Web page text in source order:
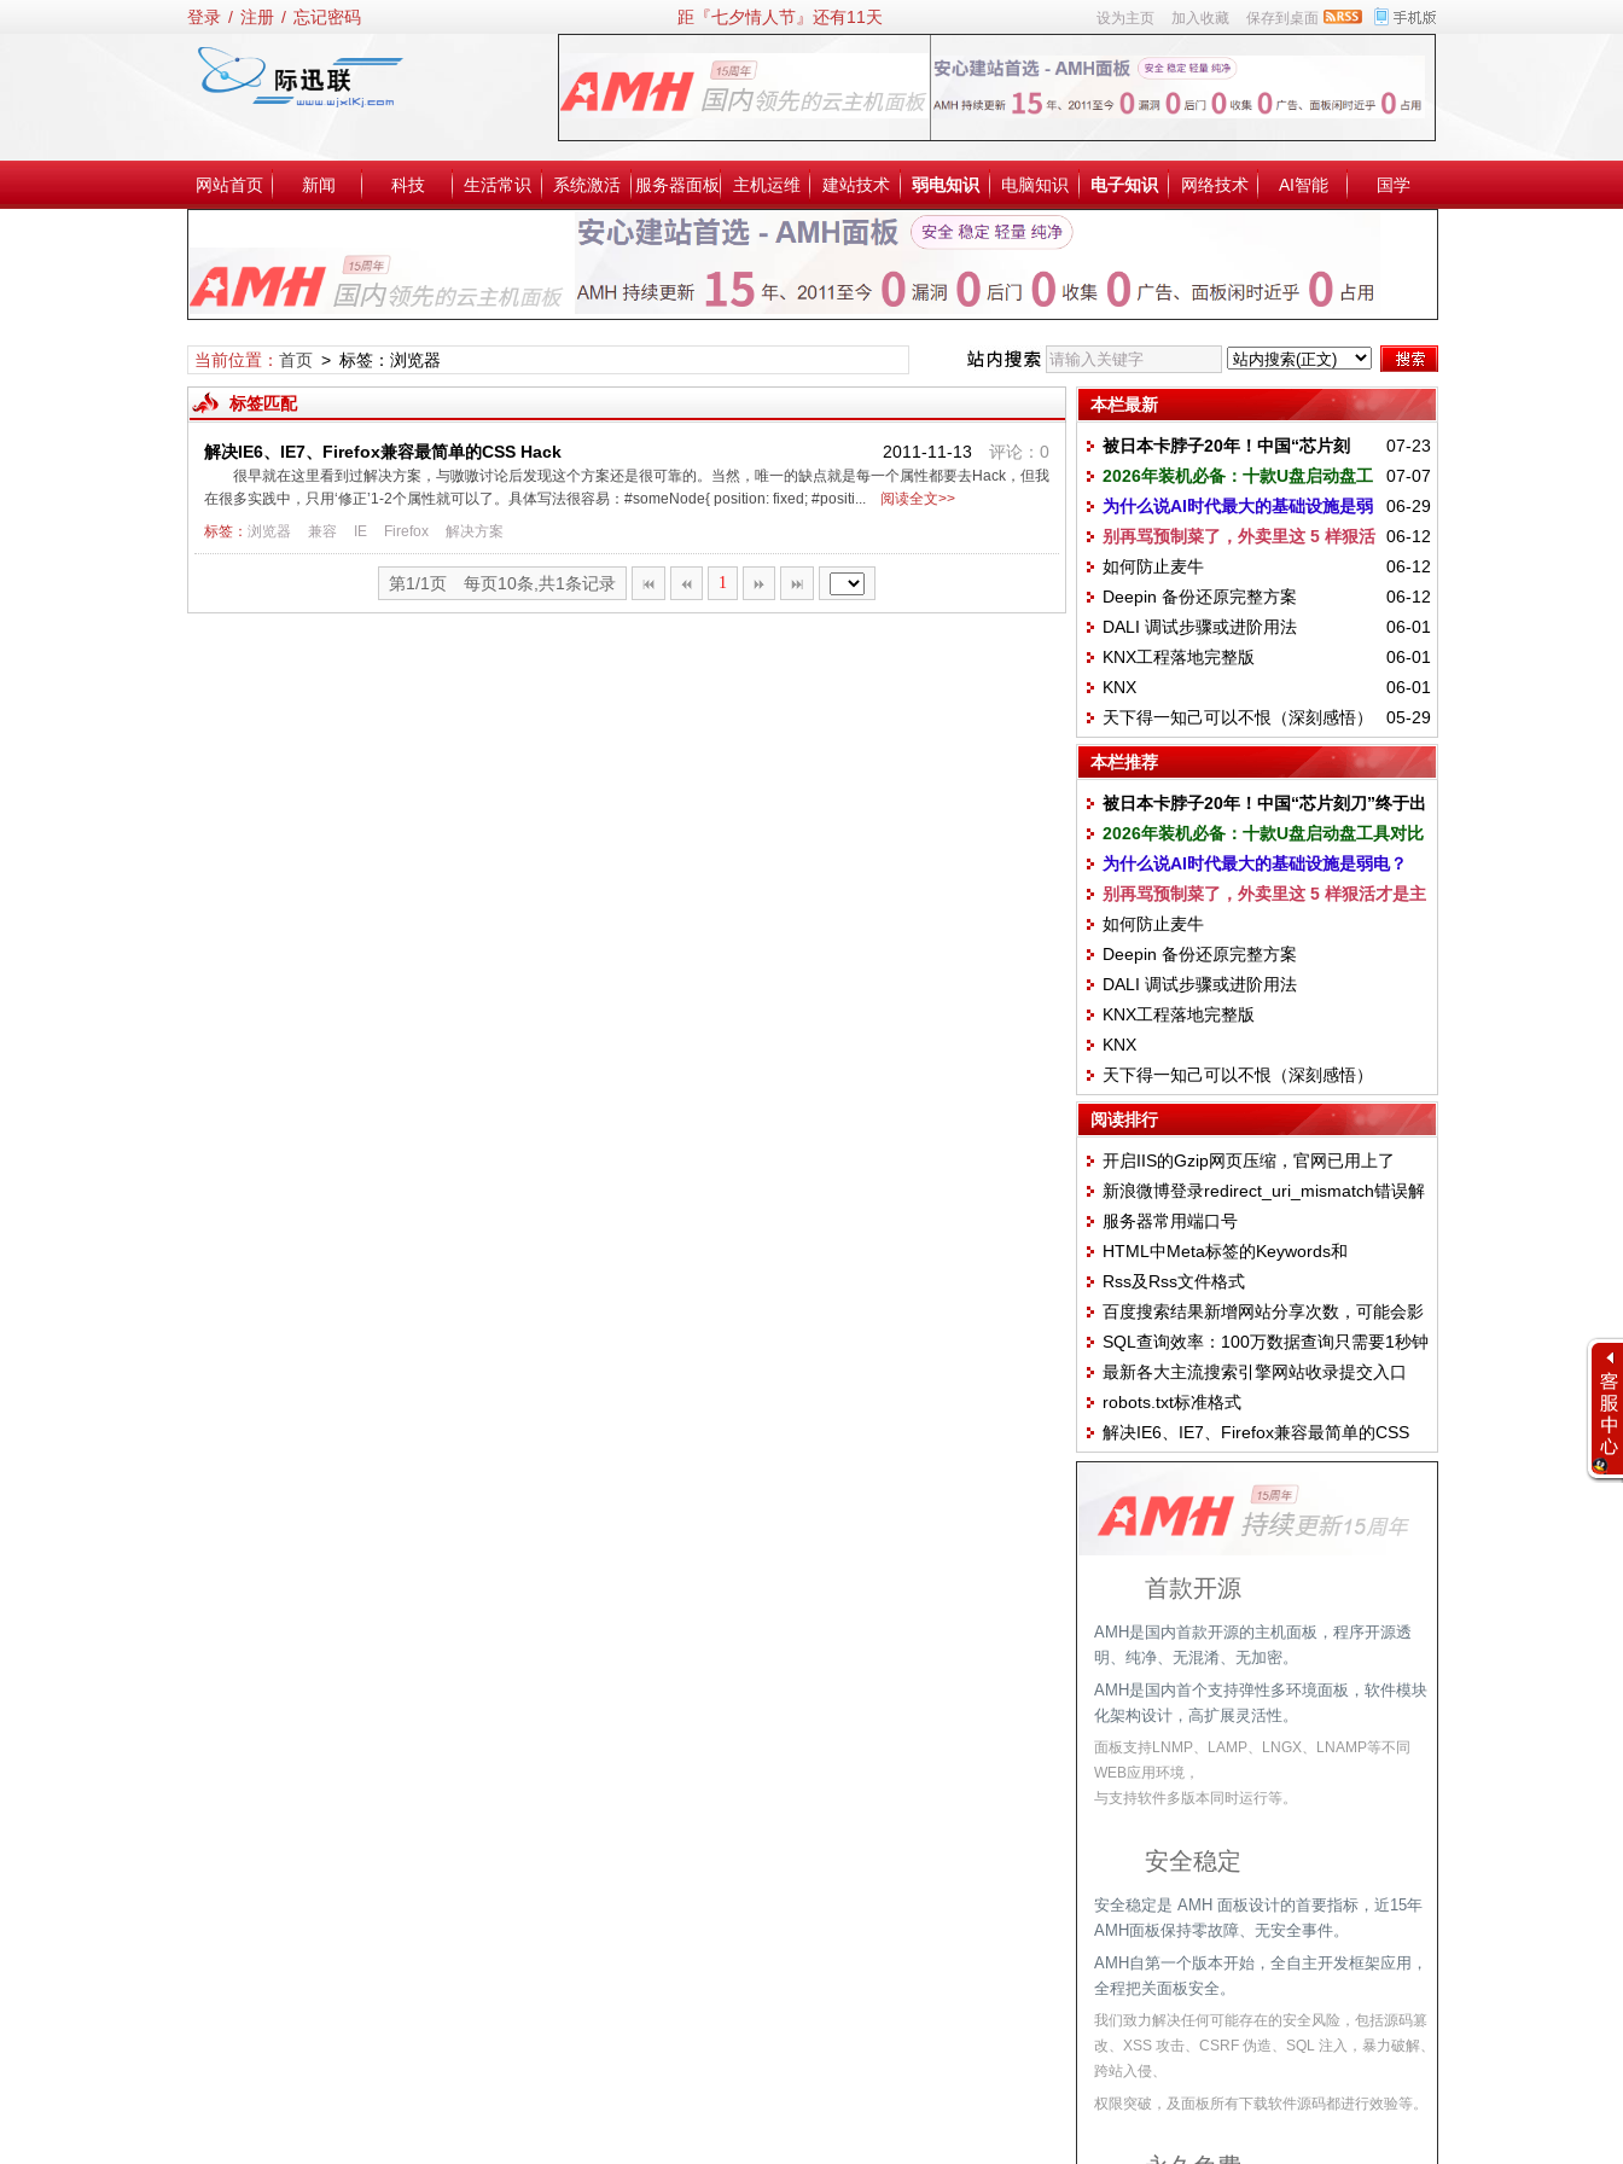
登录 / 注册 / 忘记密码 设为主页 加入收藏 保存到桌面
距『七夕情人节』还有11天
网站首页 新闻 科技 生活常识 系统激活 服务器面板 主机运维 建站技术 弱电知识 电脑知识 电子知识 网络技术 AI智能 国学
当前位置： 首页> 标签：浏览器
标签匹配
2011-11-13 评论：0
解决IE6、IE7、Firefox兼容最简单的CSS Hack
很早就在这里看到过解决方案，与嗷嗷讨论后发现这个方案还是很可靠的。当然，唯一的缺点就是每一个属性都要去Hack，但我
在很多实践中，只用‘修正’1-2个属性就可以了。具体写法很容易：#someNode{ position: fixed; #positi...
阅读全文>>
标签： 浏览器 兼容 IE Firefox 解决方案
第1/1页 每页10条,共1条记录 1
本栏最新
07-23
被日本卡脖子20年！中国“芯片刻
刀”终于出鞘：保证28nm及以下先进制程07-07
2026年装机必备：十款U盘启动盘工
具对比
06-29
为什么说AI时代最大的基础设施是弱
电？
06-12
别再骂预制菜了，外卖里这 5 样狠活
才是主角
06-12
如何防止麦牛
06-12
Deepin 备份还原完整方案
06-01
DALI 调试步骤或进阶用法
06-01
KNX工程落地完整版
06-01
KNX
05-29
天下得一知己可以不恨（深刻感悟）
本栏推荐
被日本卡脖子20年！中国“芯片刻刀”终于出
鞘：保证28nm及以下先进制程
2026年装机必备：十款U盘启动盘工具对比
为什么说AI时代最大的基础设施是弱电？
别再骂预制菜了，外卖里这 5 样狠活才是主
角
如何防止麦牛
Deepin 备份还原完整方案
DALI 调试步骤或进阶用法
KNX工程落地完整版
KNX
天下得一知己可以不恨（深刻感悟）
阅读排行
开启IIS的Gzip网页压缩，官网已用上了
新浪微博登录redirect_uri_mismatch错误解
决方法
服务器常用端口号
HTML中Meta标签的Keywords和
Description独特见解
Rss及Rss文件格式
百度搜索结果新增网站分享次数，可能会影
响到百度权重
SQL查询效率：100万数据查询只需要1秒钟
最新各大主流搜索引擎网站收录提交入口
（2011.10.14）
robots.txt标准格式
解决IE6、IE7、Firefox兼容最简单的CSS
Hack
首款开源
AMH是国内首款开源的主机面板，程序开源透
明、纯净、无混淆、无加密。
AMH是国内首个支持弹性多环境面板，软件模块
化架构设计，高扩展灵活性。
面板支持LNMP、LAMP、LNGX、LNAMP等不同
WEB应用环境，
与支持软件多版本同时运行等。
安全稳定
安全稳定是 AMH 面板设计的首要指标，近15年
AMH面板保持零故障、无安全事件。
AMH自第一个版本开始，全自主开发框架应用，
全程把关面板安全。
我们致力解决任何可能存在的安全风险，包括源码篡
改、XSS 攻击、CSRF 伪造、SQL 注入，暴力破解、
跨站入侵、
权限突破，及面板所有下载软件源码都进行效验等。